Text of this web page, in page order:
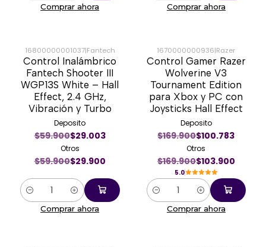
Comprar ahora Comprar ahora
-50%
16800000001037|Fantech
Control Inalámbrico
Fantech Shooter III
WGP13S White – Hall
Effect, 2.4 GHz,
Vibración y Turbo
Deposito
$59.900$29.003
Otros
$59.900$29.900
Cantidad
Comprar ahora
-39%
1670000000936|Razer
Control Gamer Razer
Wolverine V3
Tournament Edition
para Xbox y PC con
Joysticks Hall Effect
Deposito
$169.900$100.783
Otros
$169.900$103.900
5.0
Cantidad
Comprar ahora